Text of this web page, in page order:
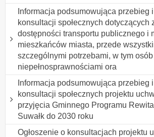
Informacja podsumowująca przebieg
konsultacji społecznych dotyczących
dostępności transportu publicznego i
mieszkańców miasta, przede
szczególnymi potrzebami, w tym osób
niepełnosprawnościami ora
Informacja podsumowująca przebieg
konsultacji społecznych projektu
przyjęcia Gminnego Programu
Suwałk do 2030 roku
Ogłoszenie o konsultacjach projektu